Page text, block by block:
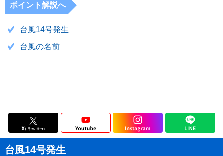
ポイント解説へ
台風14号発生
台風の名前
台風14号発生